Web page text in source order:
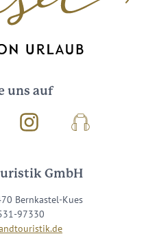
uns auf
InstagramPodcast
GmbH
Bernkastel-Kues
97330